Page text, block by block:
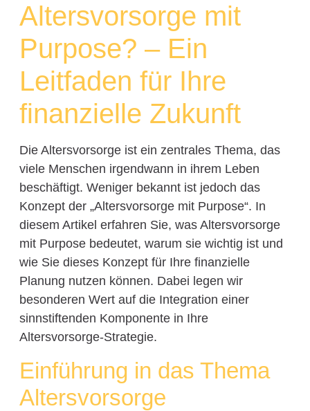
Altersvorsorge mit
Purpose? – Ein
Leitfaden für Ihre
finanzielle Zukunft
Die Altersvorsorge ist ein zentrales Thema, das
viele Menschen irgendwann in ihrem Leben
beschäftigt. Weniger bekannt ist jedoch das
Konzept der „Altersvorsorge mit Purpose“. In
diesem Artikel erfahren Sie, was Altersvorsorge
mit Purpose bedeutet, warum sie wichtig ist und
wie Sie dieses Konzept für Ihre finanzielle
Planung nutzen können. Dabei legen wir
besonderen Wert auf die Integration einer
sinnstiftenden Komponente in Ihre
Altersvorsorge-Strategie.
Einführung in das Thema
Altersvorsorge